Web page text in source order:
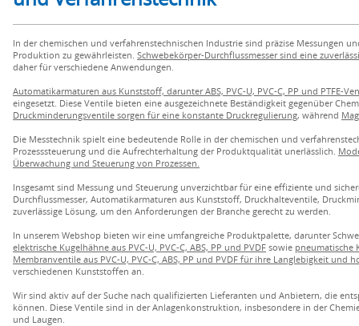
In der chemischen und verfahrenstechnischen Industrie sind präzise Messungen
Produktion zu gewährleisten. Schwebekörper-Durchflussmesser sind eine
daher für verschiedene Anwendungen.
Automatikarmaturen aus Kunststoff, darunter ABS, PVC-U, PVC-C, PP und PTFE-
eingesetzt. Diese Ventile bieten eine ausgezeichnete Beständigkeit gegenüber
Druckminderungsventile sorgen für eine konstante Druckregulierung, während
Die Messtechnik spielt eine bedeutende Rolle in der chemischen und
Prozesssteuerung und die Aufrechterhaltung der Produktqualität unerlässlich.
Überwachung und Steuerung von Prozessen.
Insgesamt sind Messung und Steuerung unverzichtbar für eine effiziente und
Durchflussmesser, Automatikarmaturen aus Kunststoff, Druckhalteventile,
zuverlässige Lösung, um den Anforderungen der Branche gerecht zu werden.
In unserem Webshop bieten wir eine umfangreiche Produktpalette, darunter
elektrische Kugelhähne aus PVC-U, PVC-C, ABS, PP und PVDF sowie pneumatische
Membranventile aus PVC-U, PVC-C, ABS, PP und PVDF für ihre Langlebigkeit und
verschiedenen Kunststoffen an.
Wir sind aktiv auf der Suche nach qualifizierten Lieferanten und Anbietern, die
können. Diese Ventile sind in der Anlagenkonstruktion, insbesondere in der
und Laugen.